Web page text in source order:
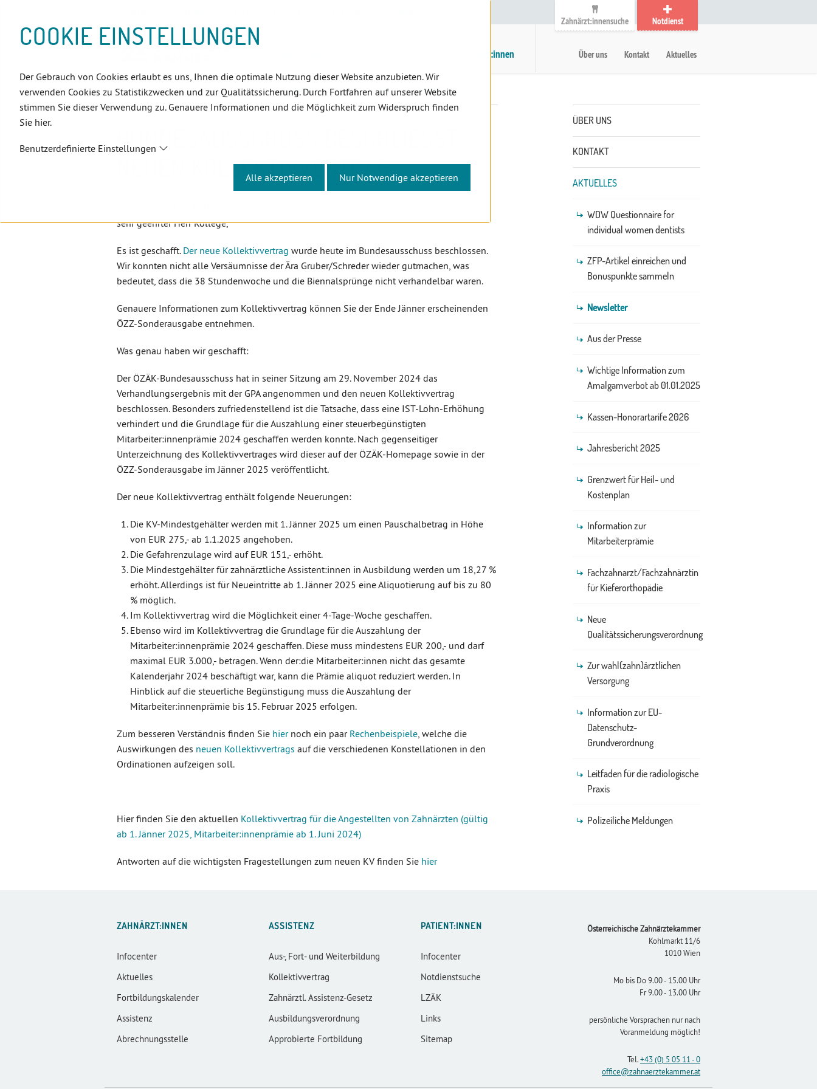
COOKIE EINSTELLUNGEN
Der Gebrauch von Cookies erlaubt es uns, Ihnen die optimale Nutzung dieser Website anzubieten. Wir
verwenden Cookies zu Statistikzwecken und zur Qualitätssicherung. Durch Fortfahren auf unserer Website
stimmen Sie dieser Verwendung zu. Genauere Informationen und die Möglichkeit zum Widerspruch finden
Sie hier.
Benutzerdefinierte Einstellungen
Alle akzeptieren Nur Notwendige akzeptieren
(Accesskey:
(Accesskey:
(Accesskey:
(Accesskey:
(Accesskey:
(Landeszahnärztekammern,
(Accesskey:
(Accesskey:
Zahnärzt:innensuche
Notdienst
Hauptmenü
Patient:innen
Metanavigation
Über uns Kontakt Aktuelles
Positionsnavigation
ÖZÄK Aktuelles Newsletter Bundesausschuss beschließt neuen Kollektivvertrag
BUNDESAUSSCHUSS BESCHLIESST N
EUEN KOLLEKTIVVERTRAG
sehr geehrter Herr Kollege,
Es ist geschafft. Der neue Kollektivvertrag wurde heute im Bundesausschuss beschlossen.
Wir konnten nicht alle Versäumnisse der Ära Gruber/Schreder wieder gutmachen, was
bedeutet, dass die 38 Stundenwoche und die Biennalsprünge nicht verhandelbar waren.
Genauere Informationen zum Kollektivvertrag können Sie der Ende Jänner erscheinenden
ÖZZ-Sonderausgabe entnehmen.
Was genau haben wir geschafft:
Der ÖZÄK-Bundesausschuss hat in seiner Sitzung am 29. November 2024 das
Verhandlungsergebnis mit der GPA angenommen und den neuen Kollektivvertrag
beschlossen. Besonders zufriedenstellend ist die Tatsache, dass eine IST-Lohn-Erhöhung
verhindert und die Grundlage für die Auszahlung einer steuerbegünstigten
Mitarbeiter:innenprämie 2024 geschaffen werden konnte. Nach gegenseitiger
Unterzeichnung des Kollektivvertrages wird dieser auf der ÖZÄK-Homepage sowie in der
ÖZZ-Sonderausgabe im Jänner 2025 veröffentlicht.
Der neue Kollektivvertrag enthält folgende Neuerungen:
Die KV-Mindestgehälter werden mit 1. Jänner 2025 um einen Pauschalbetrag in Höhe
von EUR 275,- ab 1.1.2025 angehoben.
Die Gefahrenzulage wird auf EUR 151,- erhöht.
Die Mindestgehälter für zahnärztliche Assistent:innen in Ausbildung werden um 18,27 %
erhöht. Allerdings ist für Neueintritte ab 1. Jänner 2025 eine Aliquotierung auf bis zu 80
% möglich.
Im Kollektivvertrag wird die Möglichkeit einer 4-Tage-Woche geschaffen.
Ebenso wird im Kollektivvertrag die Grundlage für die Auszahlung der
Mitarbeiter:innenprämie 2024 geschaffen. Diese muss mindestens EUR 200,- und darf
maximal EUR 3.000,- betragen. Wenn der:die Mitarbeiter:innen nicht das gesamte
Kalenderjahr 2024 beschäftigt war, kann die Prämie aliquot reduziert werden. In
Hinblick auf die steuerliche Begünstigung muss die Auszahlung der
Mitarbeiter:innenprämie bis 15. Februar 2025 erfolgen.
Zum besseren Verständnis finden Sie hiernoch ein paar Rechenbeispiele , welche die
Auswirkungen des neuen Kollektivvertrags auf die verschiedenen Konstellationen in den
Ordinationen aufzeigen soll.
Hier finden Sie den aktuellen Kollektivvertrag für die Angestellten von Zahnärzten (gültig
ab 1. Jänner 2025, Mitarbeiter:innenprämie ab 1. Juni 2024)
Antworten auf die wichtigsten Fragestellungen zum neuen KV finden Sie hier
ÜBER UNS
KONTAKT
AKTUELLES
WDW Questionnaire for
individual women dentists
ZFP-Artikel einreichen und
Bonuspunkte sammeln
Newsletter
Aus der Presse
Wichtige Information zum
Amalgamverbot ab 01.01.2025
Kassen-Honorartarife 2026
Jahresbericht 2025
Grenzwert für Heil- und
Kostenplan
Information zur
Mitarbeiterprämie
Fachzahnarzt/Fachzahnärztin
für Kieferorthopädie
Neue
Qualitätssicherungsverordnung
Zur wahl(zahn)ärztlichen
Versorgung
Information zur EU-
Datenschutz-
Grundverordnung
Leitfaden für die radiologische
Praxis
Polizeiliche Meldungen
ZAHNÄRZT:INNEN
Infocenter
Aktuelles
Fortbildungskalender
Assistenz
Abrechnungsstelle
ASSISTENZ
Aus-, Fort- und Weiterbildung
Kollektivvertrag
Zahnärztl. Assistenz-Gesetz
Ausbildungsverordnung
Approbierte Fortbildung
PATIENT:INNEN
Infocenter
Notdienstsuche
LZÄK
Links
Sitemap
Österreichische Zahnärztekammer
Kohlmarkt 11/6
1010 Wien
Mo bis Do 9.00 - 15.00 Uhr
Fr 9.00 - 13.00 Uhr
persönliche Vorsprachen nur nach
Voranmeldung möglich!
Tel.+43 (0) 5 05 11 - 0
office@zahnaerztekammer.at